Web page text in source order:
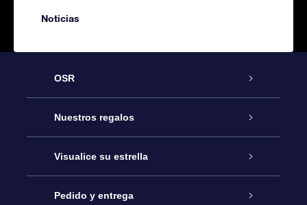
Noticias
OSR
Atención
Contáctanos
Blog
Nuestros regalos
Regalo Estrella Online
Paquete de Regalo OSR
Visualice su estrella
Registro estelar
Pedido y entrega